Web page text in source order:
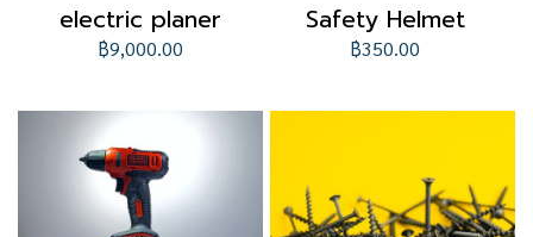
electric planer
฿9,000.00
Safety Helmet
฿350.00